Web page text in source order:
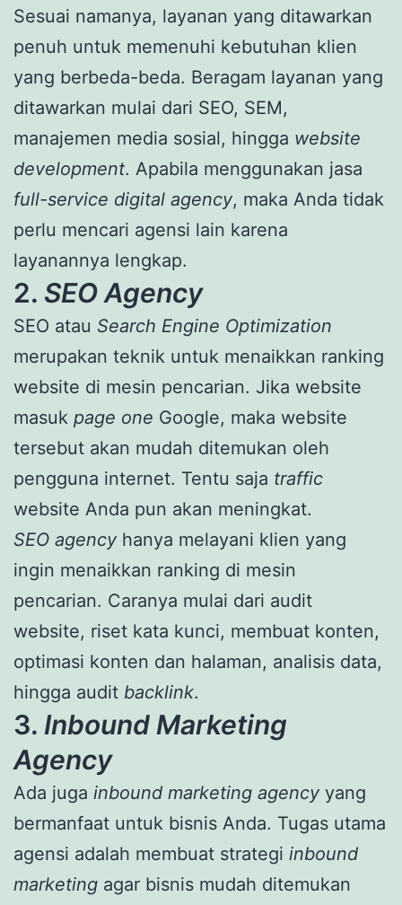
Sesuai namanya, layanan yang ditawarkan
penuh untuk memenuhi kebutuhan klien
yang berbeda-beda. Beragam layanan yang
ditawarkan mulai dari SEO, SEM,
manajemen media sosial, hingga website
development. Apabila menggunakan jasa
full-service digital agency, maka Anda tidak
perlu mencari agensi lain karena
layanannya lengkap.
2. SEO Agency
SEO atau Search Engine Optimization
merupakan teknik untuk menaikkan ranking
website di mesin pencarian. Jika website
masuk page one Google, maka website
tersebut akan mudah ditemukan oleh
pengguna internet. Tentu saja traffic
website Anda pun akan meningkat.
SEO agency hanya melayani klien yang
ingin menaikkan ranking di mesin
pencarian. Caranya mulai dari audit
website, riset kata kunci, membuat konten,
optimasi konten dan halaman, analisis data,
hingga audit backlink.
3. Inbound Marketing
Agency
Ada juga inbound marketing agency yang
bermanfaat untuk bisnis Anda. Tugas utama
agensi adalah membuat strategi inbound
marketing agar bisnis mudah ditemukan